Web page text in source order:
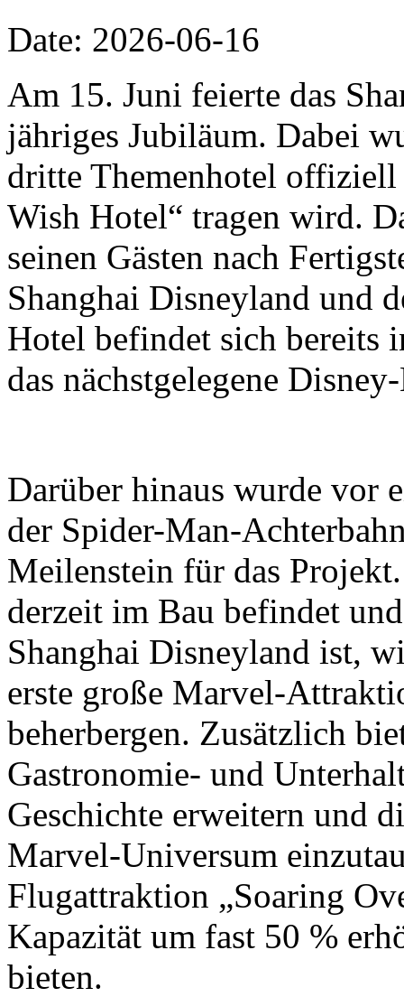
Date: 2026-06-16
Am 15. Juni feierte das
jähriges Jubiläum. Dabei
dritte Themenhotel offiziell
Wish Hotel“ tragen wird.
seinen Gästen nach
Shanghai Disneyland und
Hotel befindet sich bereits
das nächstgelegene
Darüber hinaus wurde vor
der Spider-Man-
Meilenstein für das
derzeit im Bau befindet
Shanghai Disneyland ist,
erste große Marvel-
beherbergen. Zusätzlich
Gastronomie- und
Geschichte erweitern und
Marvel-Universum
Flugattraktion „Soaring
Kapazität um fast 50 %
bieten.